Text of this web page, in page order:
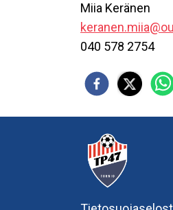
Miia Keränen
040 578 2754